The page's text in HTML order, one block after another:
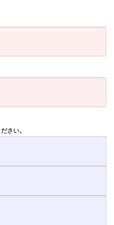
さい。